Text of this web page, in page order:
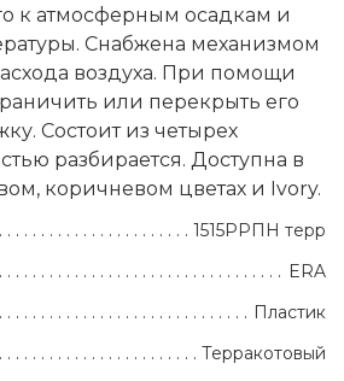
к атмосферным осадкам и
Снабжена механизмом
воздуха. При помощи
или перекрыть его
Состоит из четырех
разбирается. Доступна в
коричневом цветах и Ivory.
1515РРПН терр
ERA
Пластик
Терракотовый